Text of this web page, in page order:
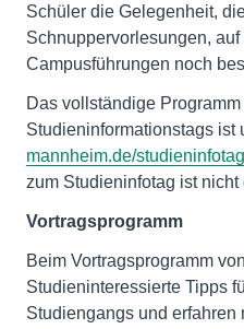
Schüler die Gelegenheit,
Schnuppervorlesungen,
Campusführungen noch
Das vollständige
Studieninformationstags ist
mannheim.de/studieninfotag
zum Studieninfotag ist nicht
Vortragsprogramm
Beim Vortragsprogramm
Studieninteressierte Tipps
Studiengangs und erfahren